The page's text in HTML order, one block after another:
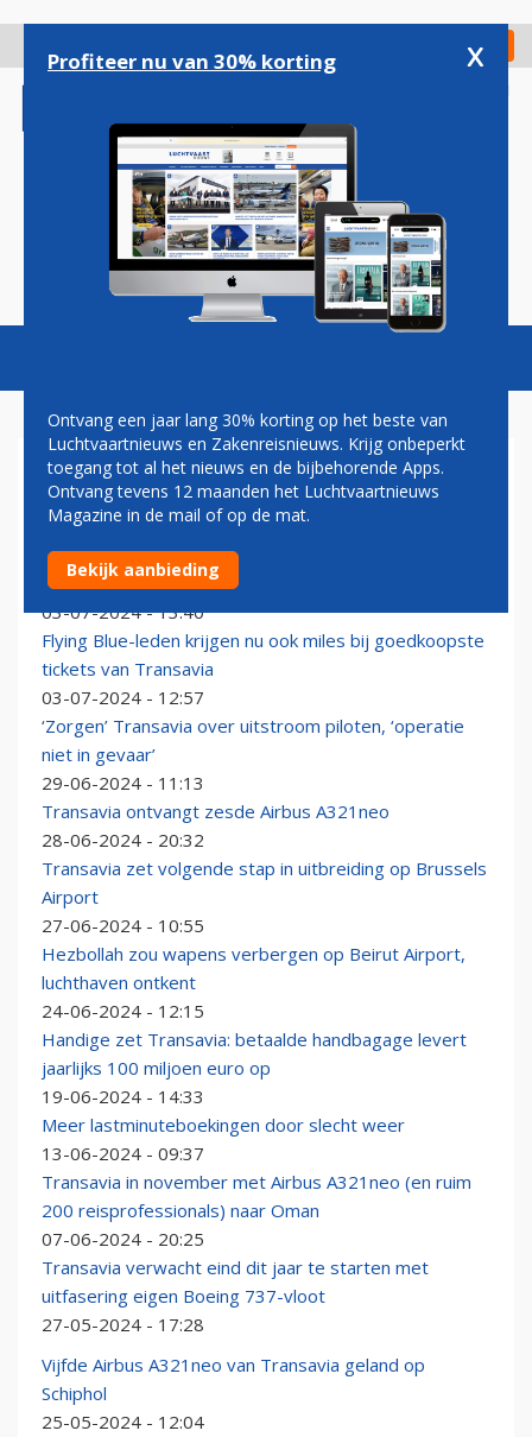
gaan
Check in
Magazine Podcasts Vacatures
TRANSAVIA
Onzekerheid vluchten Transavia voor zomermaanden
nog niet voorbij
03-07-2024 - 13:40
Flying Blue-leden krijgen nu ook miles bij goedkoopste
tickets van Transavia
03-07-2024 - 12:57
‘Zorgen’ Transavia over uitstroom piloten, ‘operatie
niet in gevaar’
29-06-2024 - 11:13
Transavia ontvangt zesde Airbus A321neo
28-06-2024 - 20:32
Transavia zet volgende stap in uitbreiding op Brussels
Airport
27-06-2024 - 10:55
Hezbollah zou wapens verbergen op Beirut Airport,
luchthaven ontkent
24-06-2024 - 12:15
Handige zet Transavia: betaalde handbagage levert
jaarlijks 100 miljoen euro op
19-06-2024 - 14:33
Meer lastminuteboekingen door slecht weer
13-06-2024 - 09:37
Transavia in november met Airbus A321neo (en ruim
200 reisprofessionals) naar Oman
07-06-2024 - 20:25
Transavia verwacht eind dit jaar te starten met
uitfasering eigen Boeing 737-vloot
27-05-2024 - 17:28
Vijfde Airbus A321neo van Transavia geland op
Schiphol
25-05-2024 - 12:04
Profiteer nu van 30% korting x
Ontvang een jaar lang 30% korting op het beste van
Luchtvaartnieuws en Zakenreisnieuws. Krijg onbeperkt
toegang tot al het nieuws en de bijbehorende Apps.
Ontvang tevens 12 maanden het Luchtvaartnieuws
Magazine in de mail of op de mat.
Bekijk aanbieding